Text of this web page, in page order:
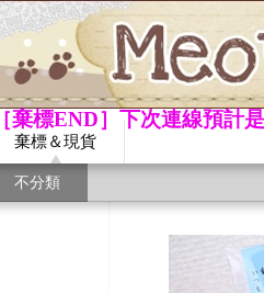
棄標＆現貨
不分類
［棄標END］下次連線預